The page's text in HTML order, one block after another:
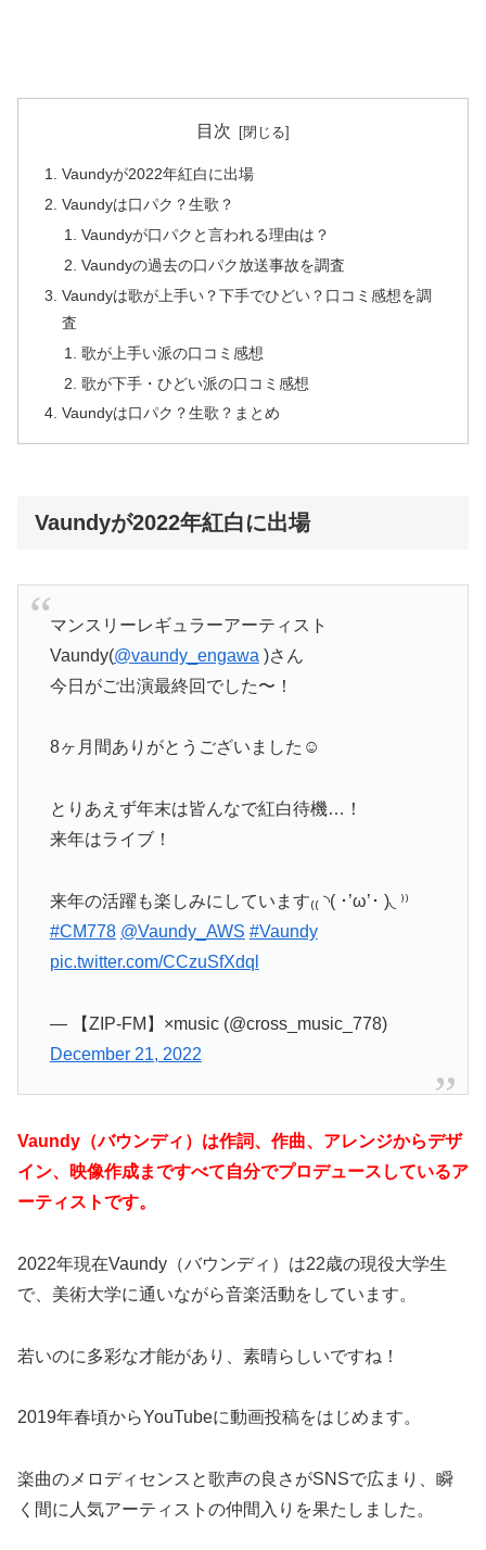
目次
Vaundyが2022年紅白に出場
Vaundyは口パク？生歌？
Vaundyが口パクと言われる理由は？
Vaundyの過去の口パク放送事故を調査
Vaundyは歌が上手い？下手でひどい？口コミ感想を調
査
歌が上手い派の口コミ感想
歌が下手・ひどい派の口コミ感想
Vaundyは口パク？生歌？まとめ
Vaundyが2022年紅白に出場
マンスリーレギュラーアーティスト
Vaundy(@vaundy_engawa )さん
今日がご出演最終回でした〜！
8ヶ月間ありがとうございました☺️
とりあえず年末は皆んなで紅白待機…！
来年はライブ！
来年の活躍も楽しみにしています₍₍ ◝( ･’ω’･ )◟ ⁾⁾
#CM778 @Vaundy_AWS #Vaundy
pic.twitter.com/CCzuSfXdql
— 【ZIP-FM】×music (@cross_music_778)
December 21, 2022
Vaundy（バウンディ）は作詞、作曲、アレンジからデザ
イン、映像作成まですべて自分でプロデュースしているア
ーティストです。
2022年現在Vaundy（バウンディ）は22歳の現役大学生
で、美術大学に通いながら音楽活動をしています。
若いのに多彩な才能があり、素晴らしいですね！
2019年春頃からYouTubeに動画投稿をはじめます。
楽曲のメロディセンスと歌声の良さがSNSで広まり、瞬
く間に人気アーティストの仲間入りを果たしました。